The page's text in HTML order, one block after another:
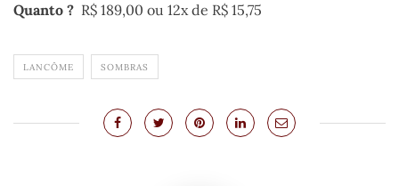
Quanto ? R$ 189,00 ou 12x de R$ 15,75
LANCÔME SOMBRAS